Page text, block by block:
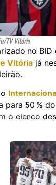
TV Vitória
no BID
Vitória já
50 %
o elenco